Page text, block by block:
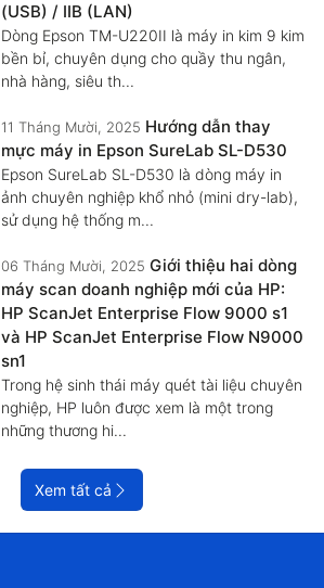
(USB) / IIB (LAN)
Dòng Epson TM-U220II là máy in kim 9 kim
bền bỉ, chuyên dụng cho quầy thu ngân,
nhà hàng, siêu th...
11 Tháng Mười, 2025 Hướng dẫn thay
mực máy in Epson SureLab SL-D530
Epson SureLab SL-D530 là dòng máy in
ảnh chuyên nghiệp khổ nhỏ (mini dry-lab),
sử dụng hệ thống m...
06 Tháng Mười, 2025 Giới thiệu hai dòng
máy scan doanh nghiệp mới của HP:
HP ScanJet Enterprise Flow 9000 s1
và HP ScanJet Enterprise Flow N9000
sn1
Trong hệ sinh thái máy quét tài liệu chuyên
nghiệp, HP luôn được xem là một trong
những thương hi...
Xem tất cả